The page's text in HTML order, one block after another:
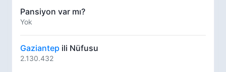
Pansiyon var mı?
Yok
Gaziantep ili Nüfusu
2.130.432